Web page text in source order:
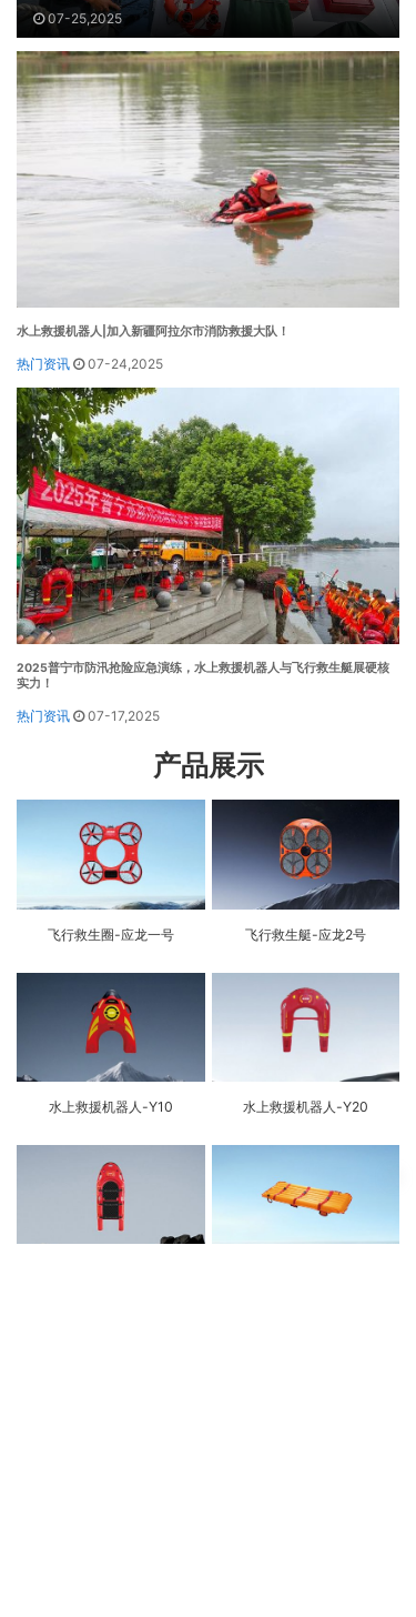
07-25,2025
水上救援机器人|加入新疆阿拉尔市消防救援大队！
热门资讯 07-24,2025
2025普宁市防汛抢险应急演练，水上救援机器人与飞行救生艇展硬核
实力！
热门资讯 07-17,2025
产品展示
飞行救生圈-应龙一号 飞行救生艇-应龙2号
水上救援机器人-Y10 水上救援机器人-Y20